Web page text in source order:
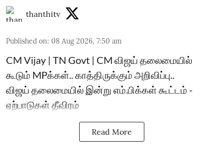
thanthitv
Published on: 08 Aug 2026, 7:50 am
CM Vijay | TN Govt | CM விஜய் தலைமையில்
கூடும் MPக்கள்.. காத்திருக்கும் அறிவிப்பு..
விஜய் தலைமையில் இன்று எம்.பிக்கள் கூட்டம் -
ஏற்பாடுகள் தீவிரம்
Read More